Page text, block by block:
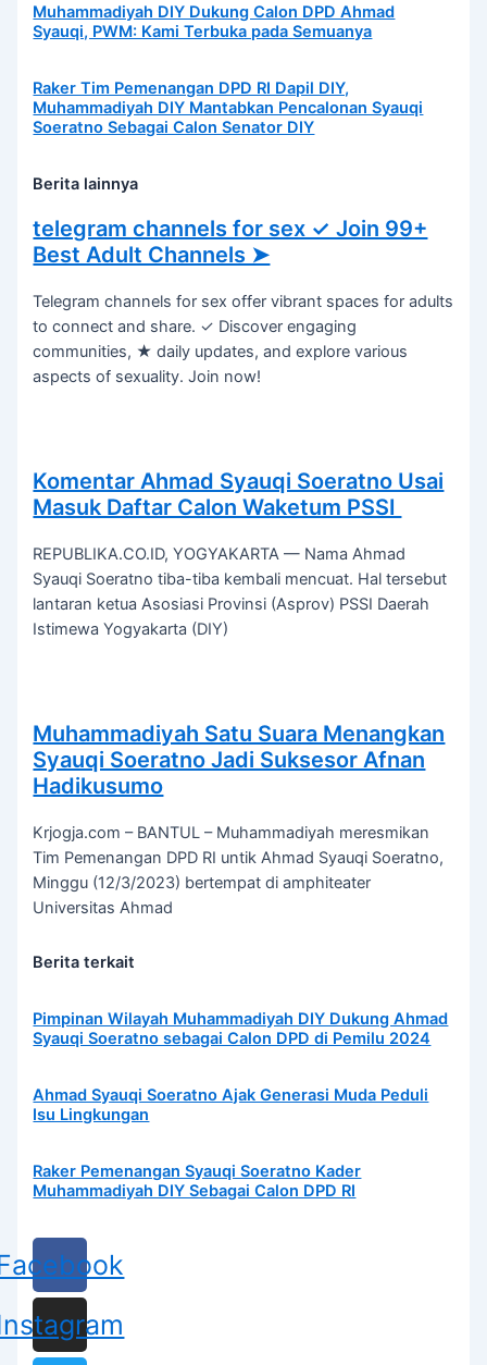
Muhammadiyah DIY Dukung Calon DPD Ahmad
Syauqi, PWM: Kami Terbuka pada Semuanya
Raker Tim Pemenangan DPD RI Dapil DIY,
Muhammadiyah DIY Mantabkan Pencalonan Syauqi
Soeratno Sebagai Calon Senator DIY
Berita lainnya
telegram channels for sex ✓ Join 99+
Best Adult Channels ➤
Telegram channels for sex offer vibrant spaces for adults
to connect and share. ✓ Discover engaging
communities, ★ daily updates, and explore various
aspects of sexuality. Join now!
Komentar Ahmad Syauqi Soeratno Usai
Masuk Daftar Calon Waketum PSSI
REPUBLIKA.CO.ID, YOGYAKARTA — Nama Ahmad
Syauqi Soeratno tiba-tiba kembali mencuat. Hal tersebut
lantaran ketua Asosiasi Provinsi (Asprov) PSSI Daerah
Istimewa Yogyakarta (DIY)
Muhammadiyah Satu Suara Menangkan
Syauqi Soeratno Jadi Suksesor Afnan
Hadikusumo
Krjogja.com – BANTUL – Muhammadiyah meresmikan
Tim Pemenangan DPD RI untik Ahmad Syauqi Soeratno,
Minggu (12/3/2023) bertempat di amphiteater
Universitas Ahmad
Berita terkait
Pimpinan Wilayah Muhammadiyah DIY Dukung Ahmad
Syauqi Soeratno sebagai Calon DPD di Pemilu 2024
Ahmad Syauqi Soeratno Ajak Generasi Muda Peduli
Isu Lingkungan
Raker Pemenangan Syauqi Soeratno Kader
Muhammadiyah DIY Sebagai Calon DPD RI